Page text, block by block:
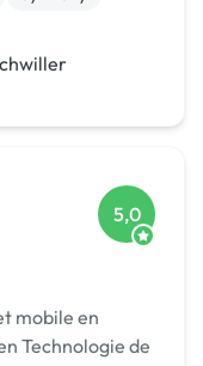
5,0
mobile en
Technologie de